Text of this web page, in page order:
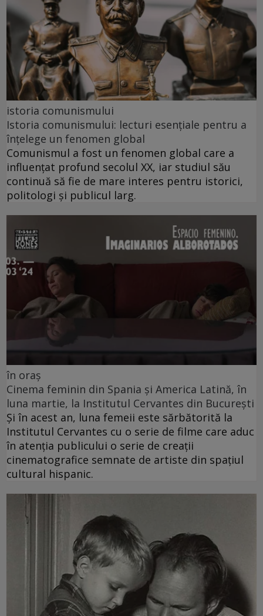
istoria comunismului
Istoria comunismului: lecturi esențiale pentru a
înțelege un fenomen global
Comunismul a fost un fenomen global care a
influențat profund secolul XX, iar studiul său
continuă să fie de mare interes pentru istorici,
politologi și publicul larg.
în oraș
Cinema feminin din Spania și America Latină, în
luna martie, la Institutul Cervantes din București
Și în acest an, luna femeii este sărbătorită la
Institutul Cervantes cu o serie de filme care aduc
în atenția publicului o serie de creații
cinematografice semnate de artiste din spațiul
cultural hispanic.